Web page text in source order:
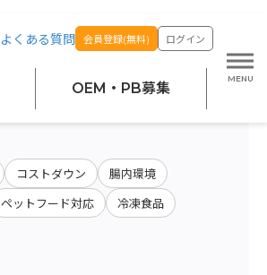
よくある質問 会員登録(無料) ログイン
OEM・PB募集
原料・絞り込み検索
コストダウン 腸内環境
ペットフード対応 冷凍食品